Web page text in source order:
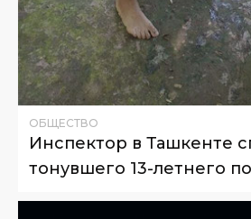
ОБЩЕСТВО
Инспектор в Ташкенте
тонувшего 13-летнего